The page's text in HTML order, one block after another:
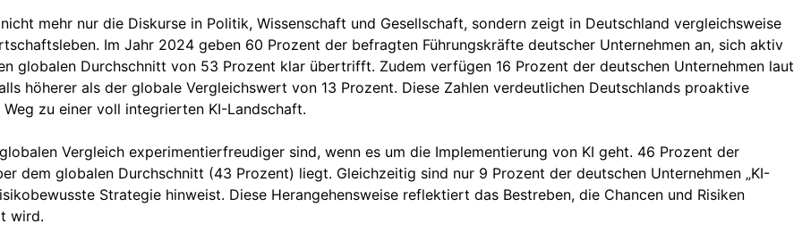
mehr nur die Diskurse in Politik, Wissenschaft und Gesellschaft, sondern zeigt in Deutschland vergleichsweise
Im Jahr 2024 geben 60 Prozent der befragten Führungskräfte deutscher Unternehmen an, sich aktiv
globalen Durchschnitt von 53 Prozent klar übertrifft. Zudem verfügen 16 Prozent der deutschen Unternehmen laut
höherer als der globale Vergleichswert von 13 Prozent. Diese Zahlen verdeutlichen Deutschlands proaktive
zu einer voll integrierten KI-Landschaft.
Vergleich experimentierfreudiger sind, wenn es um die Implementierung von KI geht. 46 Prozent der
dem globalen Durchschnitt (43 Prozent) liegt. Gleichzeitig sind nur 9 Prozent der deutschen Unternehmen „KI-
Strategie hinweist. Diese Herangehensweise reflektiert das Bestreben, die Chancen und Risiken
wird.